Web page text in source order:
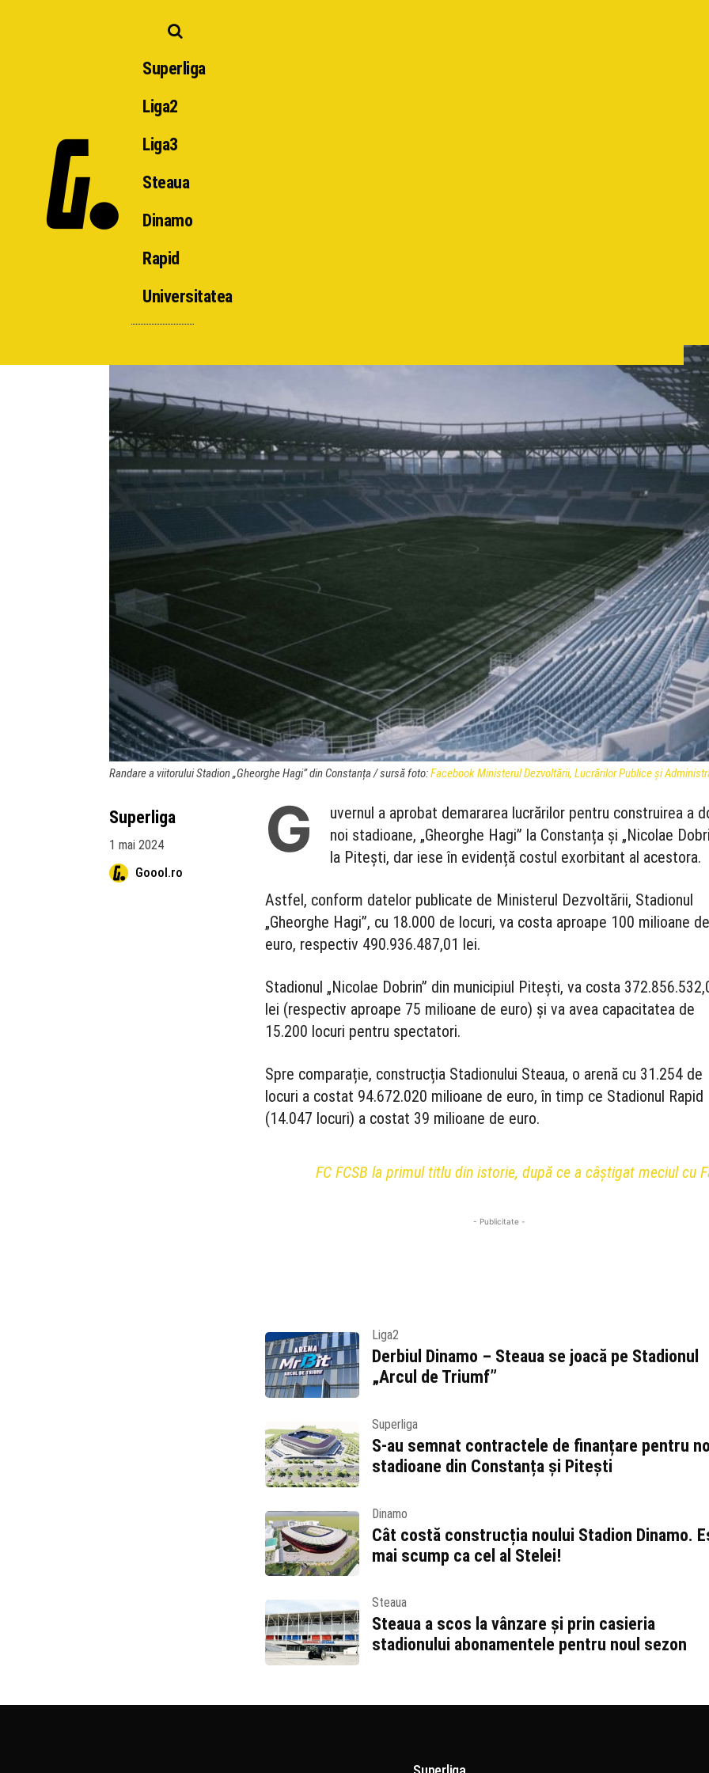
Superliga
Liga2
Liga3
Steaua
Dinamo
Rapid
Universitatea
Randare a viitorului Stadion „Gheorghe Hagi” din Constanța / sursă foto:Facebook Ministerul Dezvoltării, Lucrărilor Publice şi
Superliga
1 mai 2024
Goool.ro
G
uvernul a aprobat demararea lucrărilor pentru construirea a
noi stadioane, „Gheorghe Hagi” la Constanța și „Nicolae
la Pitești, dar iese în evidență costul exorbitant al acestora.
Astfel, conform datelor publicate de Ministerul Dezvoltării, Stadionul
„Gheorghe Hagi”, cu 18.000 de locuri, va costa aproape 100 milioane
euro, respectiv 490.936.487,01 lei.
Stadionul „Nicolae Dobrin” din municipiul Pitești, va costa
lei (respectiv aproape 75 milioane de euro) și va avea capacitatea de
15.200 locuri pentru spectatori.
Spre comparație, construcția Stadionului Steaua, o arenă cu 31.254 de
locuri a costat 94.672.020 milioane de euro, în timp ce Stadionul Rapid
(14.047 locuri) a costat 39 milioane de euro.
FC FCSB la primul titlu din istorie, după ce a câștigat meciul cu
- Publicitate -
Liga2
Derbiul Dinamo – Steaua se joacă pe Stadionul
„Arcul de Triumf”
Superliga
S-au semnat contractele de finanțare pentru
stadioane din Constanța și Pitești
Dinamo
Cât costă construcția noului Stadion Dinamo.
mai scump ca cel al Stelei!
Steaua
Steaua a scos la vânzare și prin casieria
stadionului abonamentele pentru noul sezon